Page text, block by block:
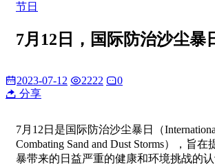
节日
7月12日，国际防治沙尘暴
2023-07-12 2222
0
分享
7月12日是国际防治沙尘暴日（
Combating Sand and Dust Storms），旨
暴带来的日益严重的健康和环境挑战的认